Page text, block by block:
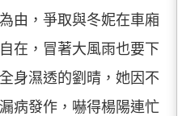
由，爭取與冬妮在車廂
在，冒著大風雨也要下
身濕透的劉晴，她因不
病發作，嚇得楊陽連忙